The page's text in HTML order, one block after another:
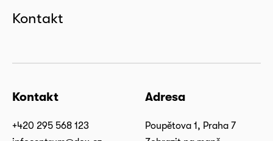
Kontakt
Kontakt
+420 295 568 123
Adresa
Poupětova 1, Praha 7